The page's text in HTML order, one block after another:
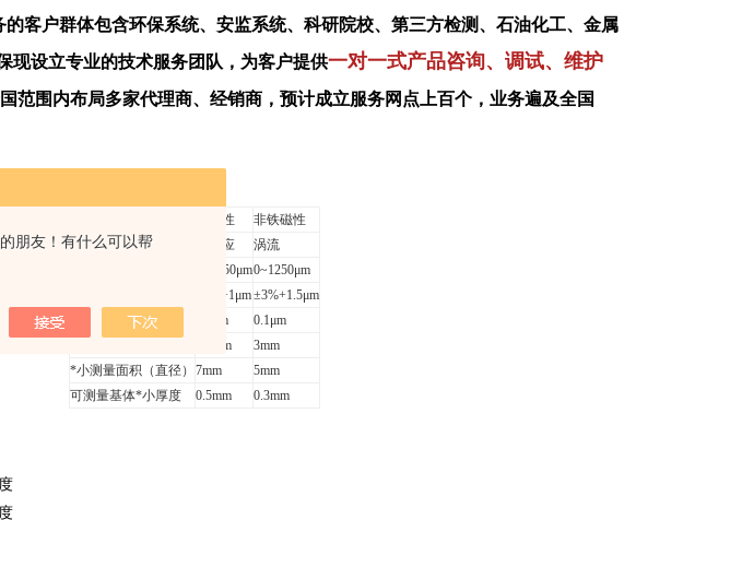
朋友！有什么可以帮
的客户群体包含环保系统、安监系统、科研院校、第三方检测、石油化工、金属
现设立专业的技术服务团队，为客户提供一对一式产品咨询、调试、维护
国范围内布局多家代理商、经销商，预计成立服务网点上百个，业务遍及全国
铁磁性
非铁磁性
工作原理
磁感应
涡流
0~1250μm0~1250μm
±3%+1μm±3%+1.5μm
0.1μm
0.1μm
1.5mm
3mm
*小测量面积（直径） 7mm
5mm
可测量基体*小厚度
0.5mm 0.3mm